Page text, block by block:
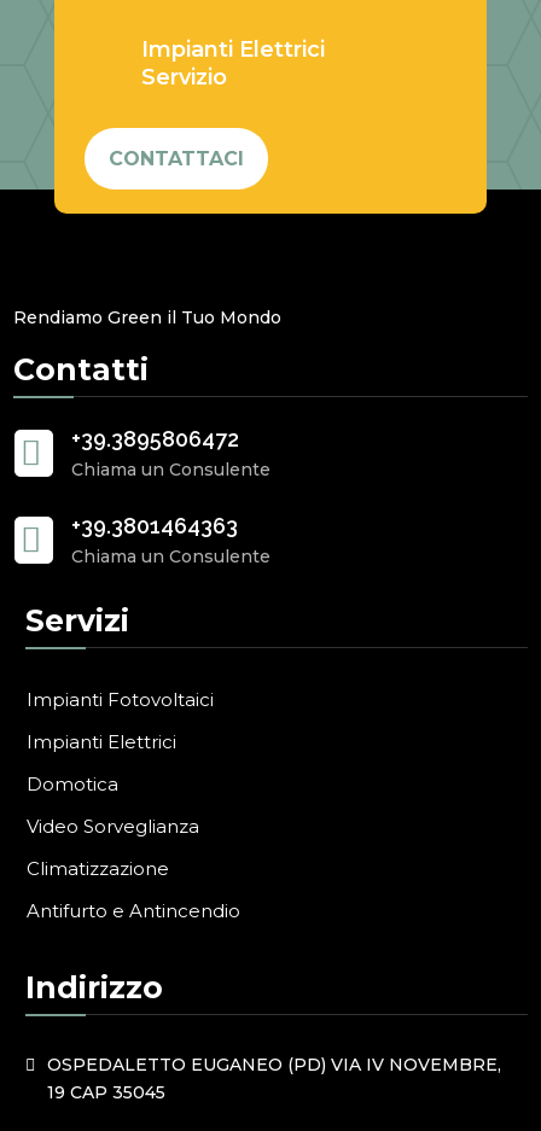
Impianti Elettrici
Servizio
CONTATTACI
Rendiamo Green il Tuo Mondo
Contatti
 +39.3895806472
Chiama un Consulente
 +39.3801464363
Chiama un Consulente
Servizi
Impianti Fotovoltaici
Impianti Elettrici
Domotica
Video Sorveglianza
Climatizzazione
Antifurto e Antincendio
Indirizzo
OSPEDALETTO EUGANEO (PD) VIA IV NOVEMBRE,
19 CAP 35045